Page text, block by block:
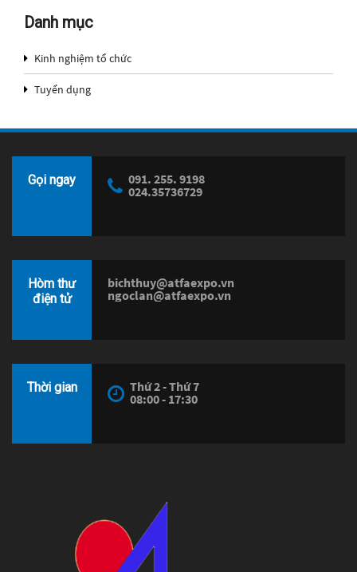
Danh mục
Kinh nghiệm tổ chức
Tuyển dụng
Gọi ngay
091. 255. 9198
024.35736729
Hòm thư
điện tử
bichthuy@atfaexpo.vn
ngoclan@atfaexpo.vn
Thời gian
Thứ 2 - Thứ 7
08:00 - 17:30